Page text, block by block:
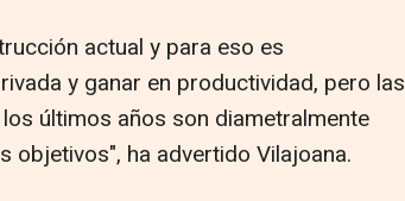
actual y para eso es
y ganar en productividad, pero las
últimos años son diametralmente
objetivos", ha advertido Vilajoana.